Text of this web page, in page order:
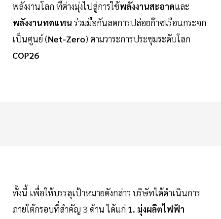
พลังงานโลก ที่ต่างมุ่งไปสู่การใช้พลังงานสะอาดและ
พลังงานทดแทน ร่วมมือกันลดการปล่อยก๊าซเรือนกระจก
เป็นศูนย์ (Net-Zero) ตามวาระการประชุมระดับโลก
COP26
ทั้งนี้ เพื่อให้บรรลุเป้าหมายดังกล่าว บริษัทได้ดำเนินการ
ภายใต้กรอบที่สำคัญ 3 ด้าน ได้แก่ 1. มุ่งผลิตไฟฟ้า